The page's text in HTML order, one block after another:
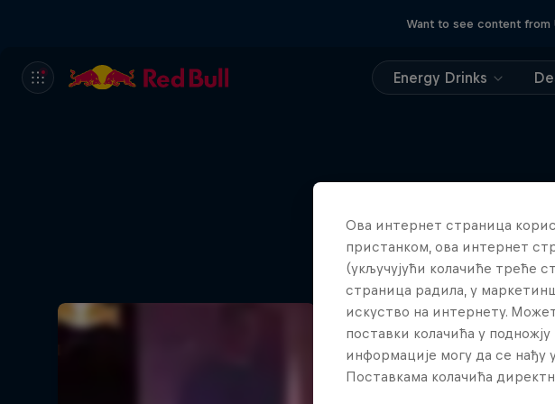
Want to see content from
Energy Drinks
Ова интернет страница
пристанком, ова интернет
(укључујући колачиће треће
страница радила, у
искуство на интернету.
поставки колачића у
информације могу да се нађу
Поставкама колачића